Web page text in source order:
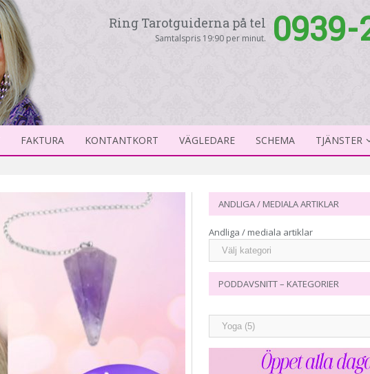
Ring Tarotguiderna på tel
Samtalspris 19:90 per minut. 0939-
FAKTURA KONTANTKORT VÄGLEDARE SCHEMA TJÄNSTER
ANDLIGA / MEDIALA ARTIKLAR
Andliga / mediala artiklar
PODDAVSNITT – KATEGORIER